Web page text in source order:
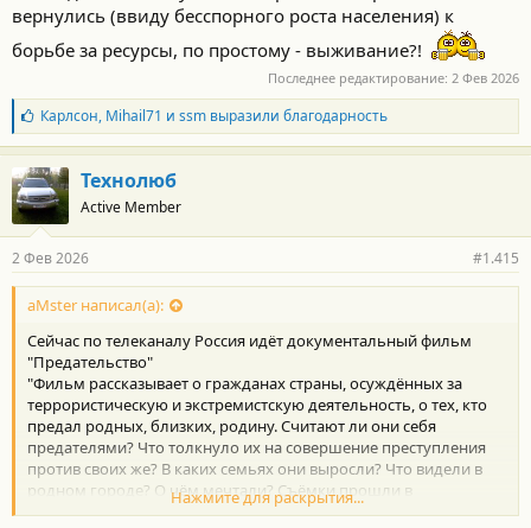
вернулись (ввиду бесспорного роста населения) к
борьбе за ресурсы, по простому - выживание?!
Последнее редактирование: 2 Фев 2026
Б
л
а
г
о
д
а
н
о
с
и
:
Карлсон, Mihail71 и ssmвыразили благодарность
Технолюб
Active Member
2 Фев 2026 #1.415
aMster написал(а):
Сейчас по телеканалу Россия идёт документальный фильм
"Предательство"
"Фильм рассказывает о гражданах страны, осуждённых за
террористическую и экстремистскую деятельность, о тех, кто
предал родных, близких, родину. Считают ли они себя
предателями? Что толкнуло их на совершение преступления
против своих же? В каких семьях они выросли? Что видели в
родном городе? О чём мечтали? Съёмки прошли в
исправительных учреждениях, тюрьмах разных регионов."
Нажмите для раскрытия...